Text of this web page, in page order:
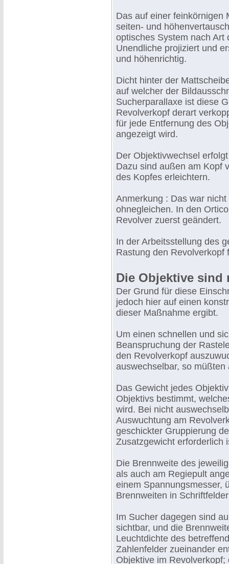
Das auf einer feinkörnigen
seiten- und
optisches System nach Art
Unendliche projiziert und
und höhenrichtig.
Dicht hinter der
auf welcher der
Sucherparallaxe ist diese
Revolverkopf derart
für jede Entfernung des
angezeigt wird.
Der Objektivwechsel
Dazu sind außen am Kopf
des Kopfes erleichtern.
Anmerkung : Das war
ohnegleichen. In den
Revolver zuerst geändert.
In der Arbeitsstellung des
Rastung den Revolverkopf
Die Objektive sind
Der Grund für diese
jedoch hier auf einen
dieser Maßnahme ergibt.
Um einen schnellen und
Beanspruchung der
den Revolverkopf
auswechselbar, so
Das Gewicht jedes
Objektivs bestimmt,
wird. Bei nicht
Auswuchtung am
geschickter Gruppierung
Zusatzgewicht erforderlich
Die Brennweite des
als auch am Regiepult
einem Spannungsmesser,
Brennweiten in
Im Sucher dagegen sind
sichtbar, und die
Leuchtdichte des
Zahlenfelder zueinander
Objektive im